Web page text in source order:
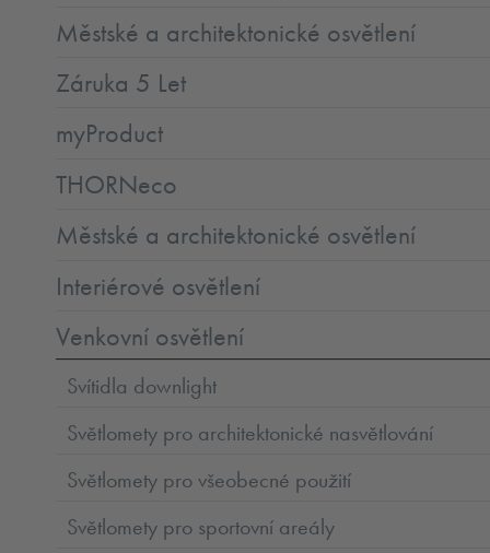
Městské a architektonické osvětlení
Záruka 5 Let
myProduct
THORNeco
Městské a architektonické osvětlení
Interiérové osvětlení
Venkovní osvětlení
Svítidla downlight
Světlomety pro architektonické nasvětlování
Světlomety pro všeobecné použití
Světlomety pro sportovní areály